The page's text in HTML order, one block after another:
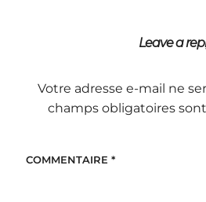
Leave a
Votre adresse e-mail ne
champs obligatoires
COMMENTAIRE *